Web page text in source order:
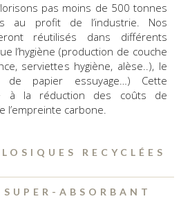
pas moins de 500 tonnes
au profit de l’industrie. Nos
réutilisés dans différents
l’hygiène (production de couche
serviettes hygiène, alèse..), le
de papier essuyage…) Cette
à la réduction des coûts de
l’empreinte carbone.
RECYCLÉES
ABSORBANT